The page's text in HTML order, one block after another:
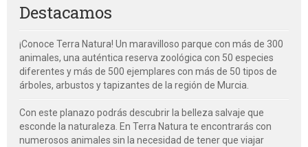
Destacamos
¡Conoce Terra Natura! Un maravilloso parque con más de 300
animales, una auténtica reserva zoológica con 50 especies
diferentes y más de 500 ejemplares con más de 50 tipos de
árboles, arbustos y tapizantes de la región de Murcia.
Con este planazo podrás descubrir la belleza salvaje que
esconde la naturaleza. En Terra Natura te encontrarás con
numerosos animales sin la necesidad de tener que viajar